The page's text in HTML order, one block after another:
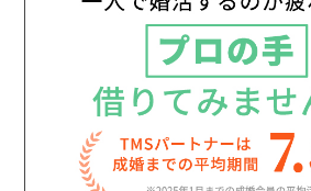
約1,300店の中か
おすすめの優良結婚相談所